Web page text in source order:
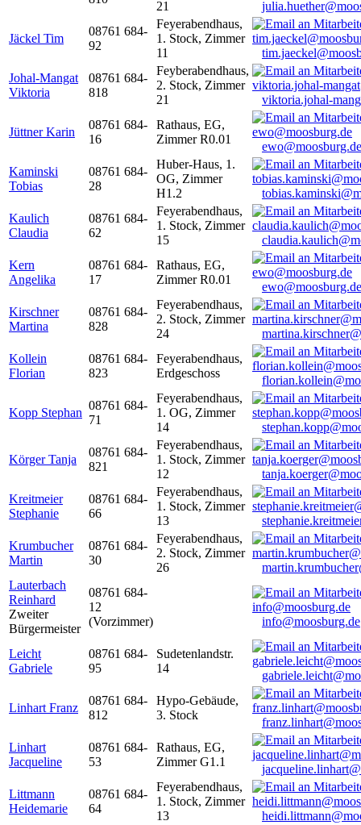
21
Jäckel Tim
08761 684-
92
Feyerabendhaus,
1. Stock, Zimmer
11
Johal-Mangat
Viktoria
08761 684-
818
Feyberabendhaus,
2. Stock, Zimmer
21
viktoria.johal-
Jüttner Karin
08761 684-
16
Rathaus, EG,
Zimmer R0.01
ewo@moosburg.de
Kaminski
Tobias
08761 684-
28
Huber-Haus, 1.
OG, Zimmer
H1.2
Kaulich
Claudia
08761 684-
62
Feyerabendhaus,
1. Stock, Zimmer
15
Kern
Angelika
08761 684-
17
Rathaus, EG,
Zimmer R0.01
ewo@moosburg.de
Kirschner
Martina
08761 684-
828
Feyerabendhaus,
2. Stock, Zimmer
24
Kollein
Florian
08761 684-
823
Feyerabendhaus,
Erdgeschoss
Kopp Stephan
08761 684-
71
Feyerabendhaus,
1. OG, Zimmer
14
Körger Tanja
08761 684-
821
Feyerabendhaus,
1. Stock, Zimmer
12
Kreitmeier
Stephanie
08761 684-
66
Feyerabendhaus,
1. Stock, Zimmer
13
Krumbucher
Martin
08761 684-
30
Feyerabendhaus,
2. Stock, Zimmer
26
Lauterbach
Reinhard
Zweiter
Bürgermeister
08761 684-
12
(Vorzimmer)
info@moosburg.de
Leicht
Gabriele
08761 684-
95
Sudetenlandstr.
14
Linhart Franz
08761 684-
812
Hypo-Gebäude,
3. Stock
Linhart
Jacqueline
08761 684-
53
Rathaus, EG,
Zimmer G1.1
Littmann
Heidemarie
08761 684-
64
Feyerabendhaus,
1. Stock, Zimmer
13